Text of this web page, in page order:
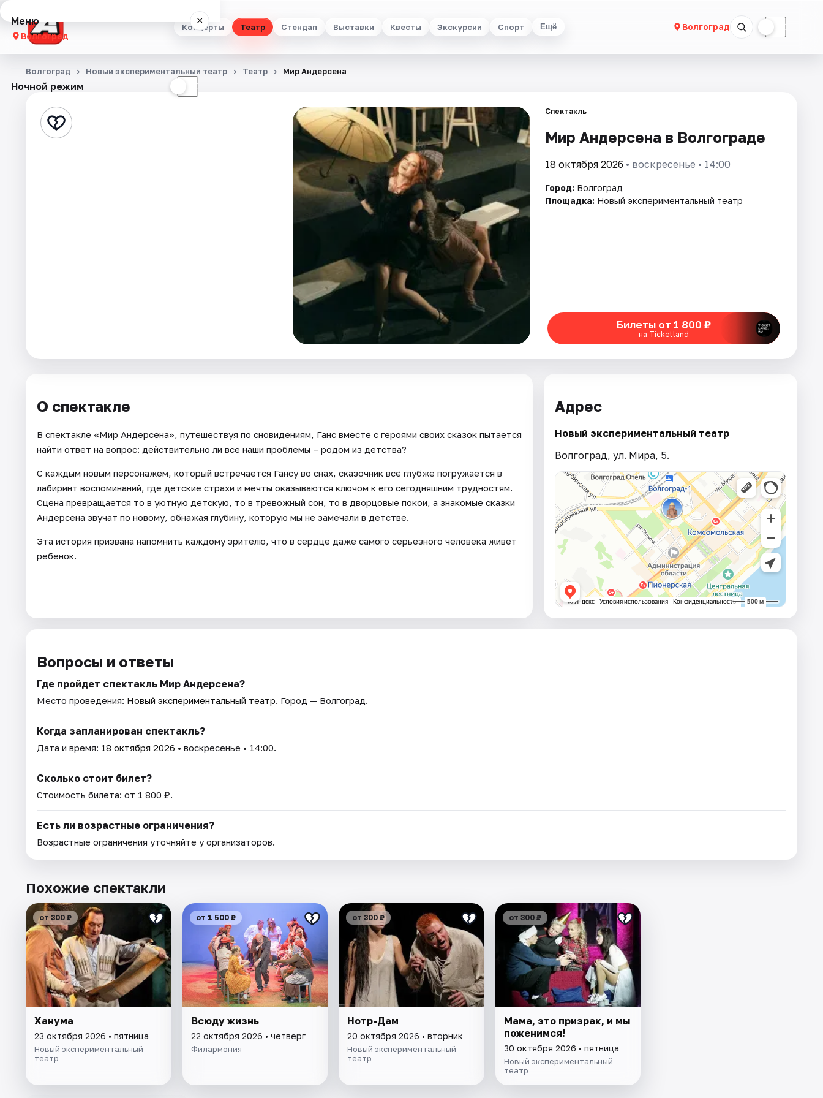
Концерты Театр Стендап Выставки Квесты Экскурсии Спорт Ещё Волгоград ☾
Меню ×
Волгоград
Концерты
Стендап
Ночной режим ☾
Волгоград Новый экспериментальный театр Театр Мир Андерсена
Спектакль
Мир Андерсена в Волгограде
18 октября 2026 • воскресенье • 14:00
Город: Волгоград
Площадка: Новый экспериментальный театр
Билеты от 1 800 ₽
на Ticketland
О спектакле
В спектакле «Мир Андерсена», путешествуя по сновидениям, Ганс вместе с героями своих сказок пытается
найти ответ на вопрос: действительно ли все наши проблемы – родом из детства?
С каждым новым персонажем, который встречается Гансу во снах, сказочник всё глубже погружается в
лабиринт воспоминаний, где детские страхи и мечты оказываются ключом к его сегодняшним трудностям.
Сцена превращается то в уютную детскую, то в тревожный сон, то в дворцовые покои, а знакомые сказки
Андерсена звучат по новому, обнажая глубину, которую мы не замечали в детстве.
Эта история призвана напомнить каждому зрителю, что в сердце даже самого серьезного человека живет
ребенок.
Адрес
Новый экспериментальный театр
Волгоград, ул. Мира, 5.
Вопросы и ответы
Где пройдет спектакль Мир Андерсена?
Место проведения: Новый экспериментальный театр. Город — Волгоград.
Когда запланирован спектакль?
Дата и время: 18 октября 2026 • воскресенье • 14:00.
Сколько стоит билет?
Стоимость билета: от 1 800 ₽.
Есть ли возрастные ограничения?
Возрастные ограничения уточняйте у организаторов.
Похожие спектакли
от 300 ₽
Ханума
23 октября 2026 • пятница
Новый экспериментальный
театр
от 1 500 ₽
Всюду жизнь
22 октября 2026 • четверг
Филармония
от 300 ₽
Нотр-Дам
20 октября 2026 • вторник
Новый экспериментальный
театр
от 300 ₽
Мама, это призрак, и мы
поженимся!
30 октября 2026 • пятница
Новый экспериментальный
театр